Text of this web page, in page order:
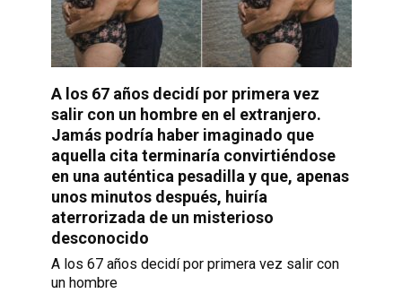
A los 67 años decidí por primera vez
salir con un hombre en el extranjero.
Jamás podría haber imaginado que
aquella cita terminaría convirtiéndose
en una auténtica pesadilla y que, apenas
unos minutos después, huiría
aterrorizada de un misterioso
desconocido
A los 67 años decidí por primera vez salir con
un hombre